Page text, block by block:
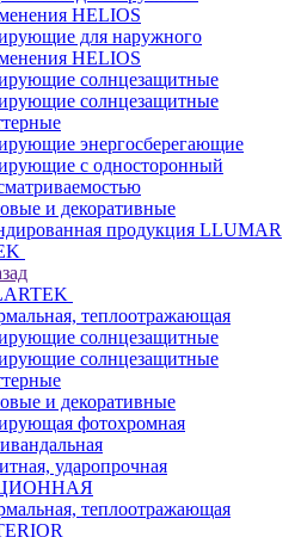
HELIOS
для наружного
HELIOS
солнцезащитные
солнцезащитные
энергосберегающие
с односторонный
и декоративные
продукция LLUMAR
теплоотражающая
солнцезащитные
солнцезащитные
и декоративные
фотохромная
ударопрочная
теплоотражающая